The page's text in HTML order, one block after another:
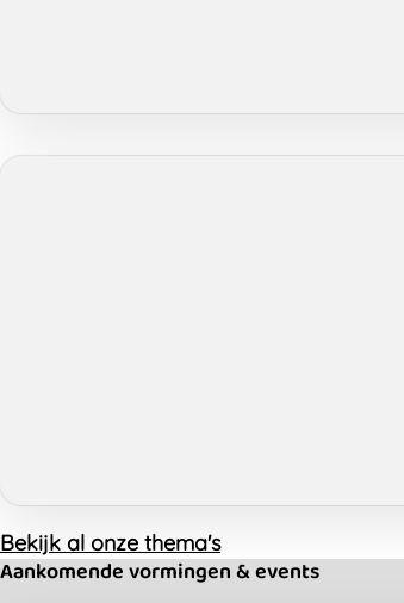
Bekijk al onze thema's
Aankomende vormingen & events